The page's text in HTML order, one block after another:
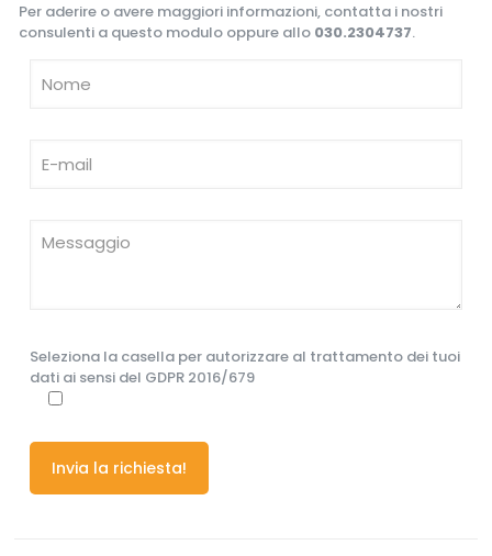
Per aderire o avere maggiori informazioni, contatta i nostri
consulenti a questo modulo oppure allo 030.2304737.
Seleziona la casella per autorizzare al trattamento dei tuoi
dati ai sensi del GDPR 2016/679